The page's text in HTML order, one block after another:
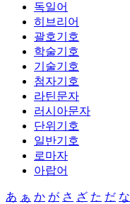
독일어
히브리어
괄호기호
학술기호
기술기호
첨자기호
라틴문자
러시아문자
단위기호
일반기호
로마자
아랍어
あ ぁ か が さ ざ た だ な